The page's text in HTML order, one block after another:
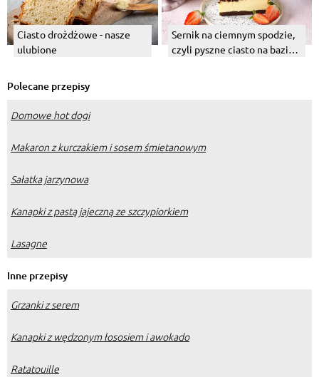
Ciasto drożdżowe - nasze
ulubione
Sernik na ciemnym spodzie,
czyli pyszne ciasto na bazie
Polecane przepisy
Domowe hot dogi
Makaron z kurczakiem i sosem śmietanowym
Sałatka jarzynowa
Kanapki z pastą jajeczną ze szczypiorkiem
Lasagne
Inne przepisy
Grzanki z serem
Kanapki z wędzonym łososiem i awokado
Ratatouille